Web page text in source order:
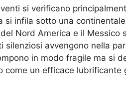
si verificano
si infila sotto una
Nord America e il Messico
silenziosi avvengono nella
in modo fragile ma si
come un efficace lubrificante